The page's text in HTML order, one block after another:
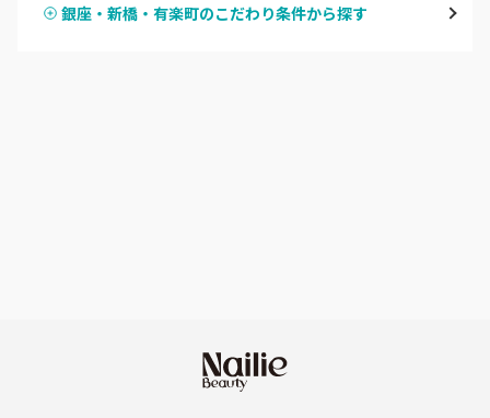
ハンドスカルプ
銀座・新橋・有楽町のこだわり条件から探す